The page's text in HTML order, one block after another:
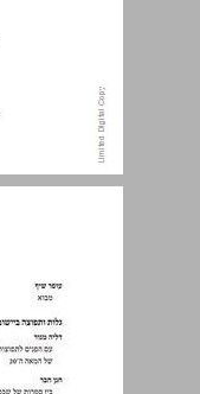
תוכן העניינים ... 5